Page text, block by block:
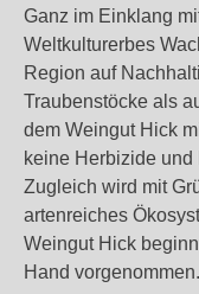
Ganz im Einklang
Weltkulturerbes
Region auf
Traubenstöcke als
dem Weingut Hick
keine Herbizide
Zugleich wird mit
artenreiches
Weingut Hick
Hand vorgenommen.